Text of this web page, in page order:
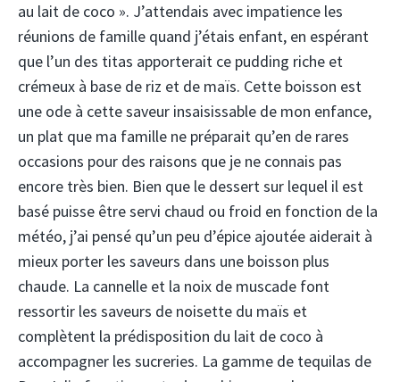
au lait de coco ». J’attendais avec impatience les
réunions de famille quand j’étais enfant, en espérant
que l’un des titas apporterait ce pudding riche et
crémeux à base de riz et de maïs. Cette boisson est
une ode à cette saveur insaisissable de mon enfance,
un plat que ma famille ne préparait qu’en de rares
occasions pour des raisons que je ne connais pas
encore très bien. Bien que le dessert sur lequel il est
basé puisse être servi chaud ou froid en fonction de la
météo, j’ai pensé qu’un peu d’épice ajoutée aiderait à
mieux porter les saveurs dans une boisson plus
chaude. La cannelle et la noix de muscade font
ressortir les saveurs de noisette du maïs et
complètent la prédisposition du lait de coco à
accompagner les sucreries. La gamme de tequilas de